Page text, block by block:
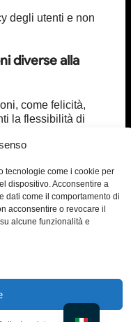
tecnologie come i cookie per
dispositivo. Acconsentire a
dati come il comportamento di
acconsentire o revocare il
alcune funzionalità e
degli utenti e non
diverse alla
come felicità,
la flessibilità di
Austria